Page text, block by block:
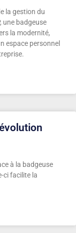
la gestion du
une badgeuse
la modernité,
espace personnel
à la badgeuse
ci facilite la